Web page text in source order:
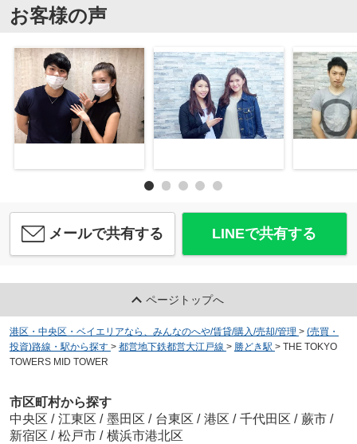
お客様の声
メールで共有する LINEで共有する
ページトップへ
港区・中央区・ベイエリアなら、みんなのへや/賃貸/購入/売却/管理 > (売買・
投資)路線・駅から探す > 都営地下鉄都営大江戸線 > 勝どき駅 > THE TOKYO
TOWERS MID TOWER
市区町村から探す
中央区 / 江東区 / 墨田区 / 台東区 / 港区 / 千代田区 / 蕨市 /
新宿区 / 松戸市 / 横浜市港北区